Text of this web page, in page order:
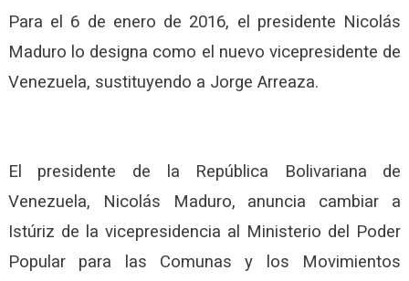
Para el 6 de enero de 2016, el presidente Nicolás
Maduro lo designa como el nuevo vicepresidente de
Venezuela, sustituyendo a Jorge Arreaza​.
El presidente de la República Bolivariana de
Venezuela, Nicolás Maduro, anuncia cambiar a
Istúriz de la vicepresidencia al Ministerio del Poder
Popular para las Comunas y los Movimientos